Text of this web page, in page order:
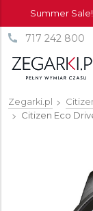
Summer
717 242 800
Zegarki.pl
Citizen Eco